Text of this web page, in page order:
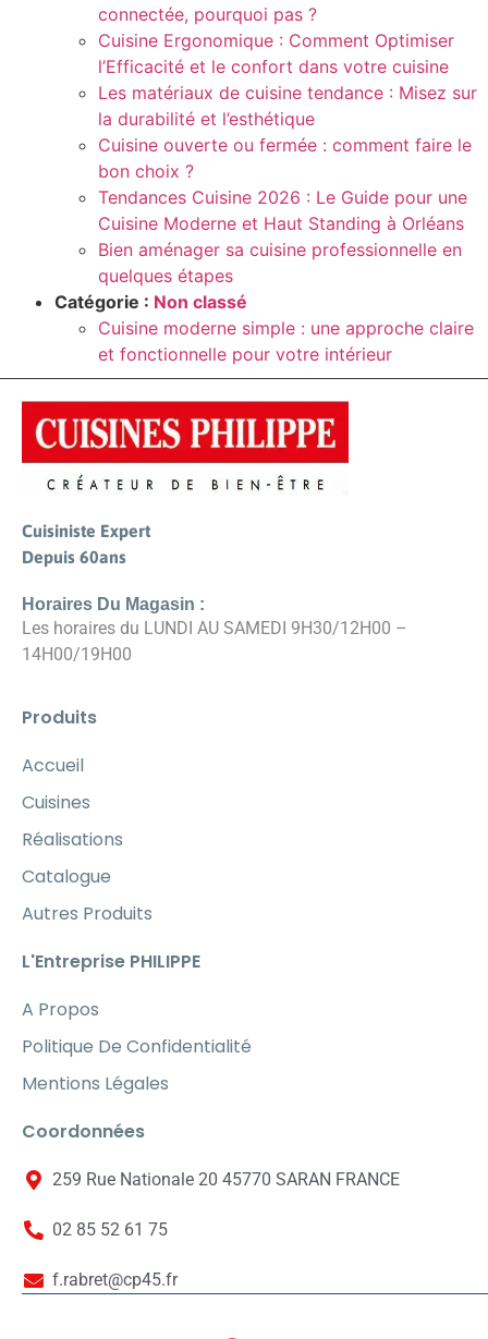
connectée, pourquoi pas ?
Cuisine Ergonomique : Comment Optimiser
l’Efficacité et le confort dans votre cuisine
Les matériaux de cuisine tendance : Misez sur
la durabilité et l’esthétique
Cuisine ouverte ou fermée : comment faire le
bon choix ?
Tendances Cuisine 2026 : Le Guide pour une
Cuisine Moderne et Haut Standing à Orléans
Bien aménager sa cuisine professionnelle en
quelques étapes
Catégorie : Non classé
Cuisine moderne simple : une approche claire
et fonctionnelle pour votre intérieur
Cuisiniste Expert
Depuis 60ans
Horaires Du Magasin :
Les horaires du LUNDI AU SAMEDI 9H30/12H00 –
14H00/19H00
Produits
Accueil
Cuisines
Réalisations
Catalogue
Autres Produits
L'Entreprise PHILIPPE
A Propos
Politique De Confidentialité
Mentions Légales
Coordonnées
259 Rue Nationale 20 45770 SARAN FRANCE
02 85 52 61 75
f.rabret@cp45.fr